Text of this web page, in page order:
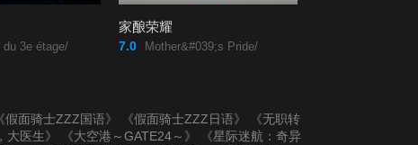
du 3e étage/
家酿荣耀
7.0 Mother&#039;s Pride/
《假面骑士ZZZ国语》 《假面骑士ZZZ日语》
《无职转
大医生》 《大空港～GATE24～》
《星际迷航：奇异